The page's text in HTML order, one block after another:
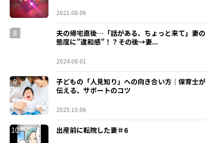
2021.08.06
8
夫の帰宅直後…「話がある、ちょっと来て」妻の
態度に”違和感”！？その後→妻...
2024.08.01
9
子どもの「人見知り」への向き合い方｜保育士が
伝える、サポートのコツ
2025.10.06
10 出産前に転院した妻＃6